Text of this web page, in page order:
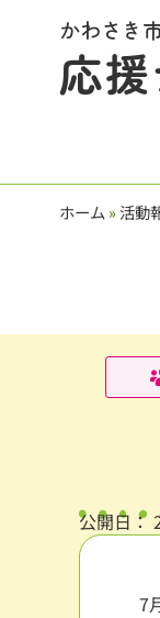
かわさき
応
ホーム»活動
公開日：
7